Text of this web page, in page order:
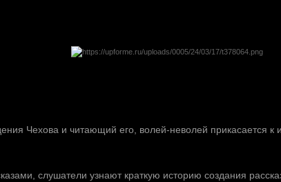
Чехова и читающий его, волей-неволей прикасается к
слушатели узнают краткую историю создания